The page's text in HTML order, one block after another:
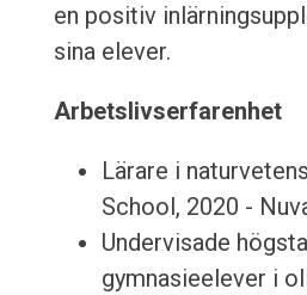
en positiv
sina elever.
Arbetslivserfarenhet
Lärare i
School, 2020 -
Undervisade
gymnasieelever i